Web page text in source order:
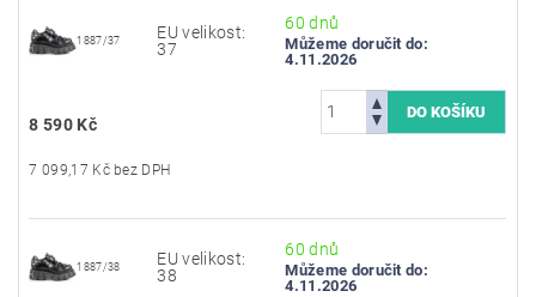
1887/37
EU velikost:
37
60 dnů
Můžeme doručit do:
4.11.2026
8 590 Kč
7 099,17 Kč bez DPH
1887/38
EU velikost:
38
60 dnů
Můžeme doručit do:
4.11.2026